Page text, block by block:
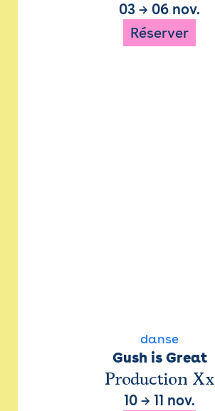
03 → 06 nov.
Réserver
danse
Gush is Great
Production Xx
10 → 11 nov.